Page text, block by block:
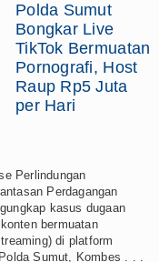
Polda Sumut
Bongkar Live
TikTok Bermuatan
Pornografi, Host
Raup Rp5 Juta
per Hari
Perlindungan
Perdagangan
kasus dugaan
bermuatan
di platform
Sumut, Kombes . . .